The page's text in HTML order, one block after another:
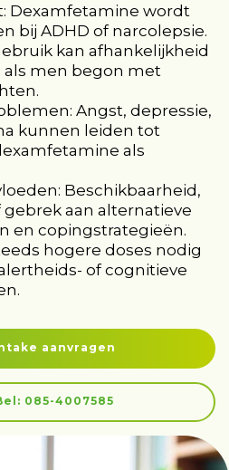
Dexamfetamine wordt
bij ADHD of narcolepsie.
kan afhankelijkheid
als men begon met
Angst, depressie,
kunnen leiden tot
als
Beschikbaarheid,
gebrek aan alternatieve
en copingstrategieën.
hogere doses nodig
of cognitieve
aanvragen
085-4007585